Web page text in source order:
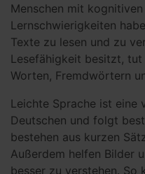
Menschen mit
Lernschwierigkeiten
Texte zu lesen und zu
Lesefähigkeit besitzt,
Worten, Fremdwörtern
Leichte Sprache ist eine
Deutschen und folgt
bestehen aus kurzen
Außerdem helfen Bilder
besser zu verstehen. So